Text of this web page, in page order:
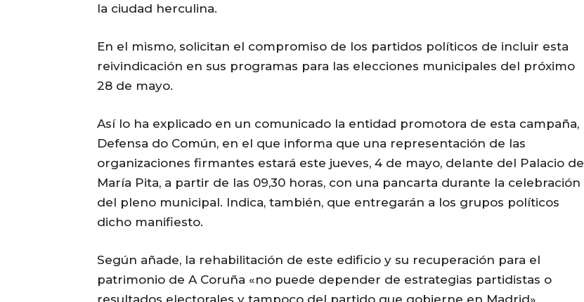
la ciudad herculina.
En el mismo, solicitan el compromiso de los partidos políticos de incluir esta
reivindicación en sus programas para las elecciones municipales del próximo
28 de mayo.
Así lo ha explicado en un comunicado la entidad promotora de esta campaña,
Defensa do Común, en el que informa que una representación de las
organizaciones firmantes estará este jueves, 4 de mayo, delante del Palacio de
María Pita, a partir de las 09,30 horas, con una pancarta durante la celebración
del pleno municipal. Indica, también, que entregarán a los grupos políticos
dicho manifiesto.
Según añade, la rehabilitación de este edificio y su recuperación para el
patrimonio de A Coruña «no puede depender de estrategias partidistas o
resultados electorales y tampoco del partido que gobierne en Madrid».